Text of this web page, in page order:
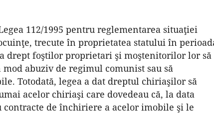
112/1995 pentru reglementarea situaţiei
trecute în proprietatea statului în
drept foştilor proprietari şi moştenitorilor lor să
abuziv de regimul comunist sau să
Totodată, legea a dat dreptul chiriaşilor să
acelor chiriaşi care dovedeau că, la data
de închiriere a acelor imobile şi le